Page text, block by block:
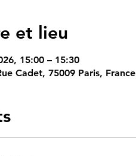
et lieu
15:00 – 15:30
Cadet, 75009 Paris, France